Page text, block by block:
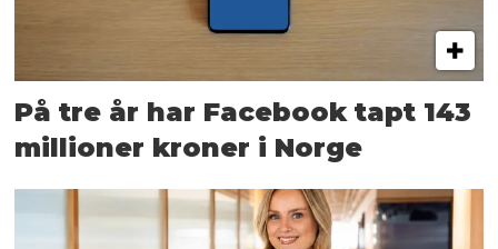
På tre år har Facebook tapt 143
millioner kroner i Norge